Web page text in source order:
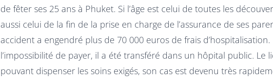
de fêter ses 25 ans à Phuket. Si l’âge est celui de toutes les
aussi celui de la fin de la prise en charge de l’assurance de ses
accident a engendré plus de 70 000 euros de frais d’hospitalisation.
l’impossibilité de payer, il a été transféré dans un hôpital public. Le
pouvant dispenser les soins exigés, son cas est devenu très